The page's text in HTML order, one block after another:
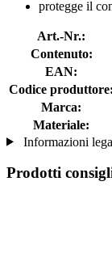
protegge il
Art.-Nr.:
Contenuto:
EAN:
Codice produttore:
Marca:
Materiale:
Informazioni
Prodotti